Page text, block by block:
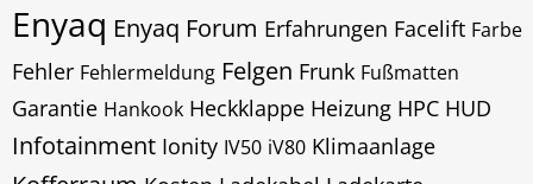
Enyaq Enyaq Forum Erfahrungen Facelift Farbe
Fehler Fehlermeldung Felgen Frunk Fußmatten
Garantie Hankook Heckklappe Heizung HPC HUD
Infotainment Ionity IV50 iV80 Klimaanlage